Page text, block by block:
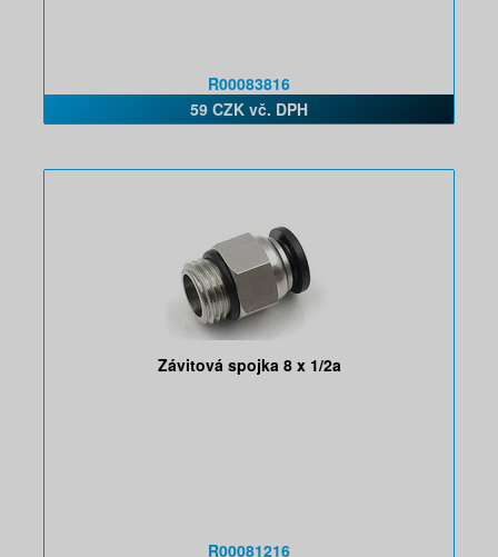
R00083816
59 CZK vč. DPH
Závitová spojka 8 x 1/2a
R00081216